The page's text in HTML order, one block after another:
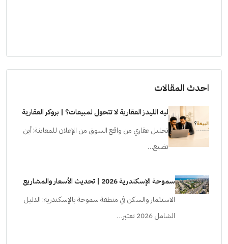
احدث المقالات
ليه الليدز العقارية لا تتحول لمبيعات؟ | بروكر العقارية
تحليل عقاري من واقع السوق من الإعلان للمعاينة: أين
تضيع…
سموحة الإسكندرية 2026 | تحديث الأسعار والمشاريع
الاستثمار والسكن في منطقة سموحة بالإسكندرية: الدليل
الشامل 2026 تعتبر…